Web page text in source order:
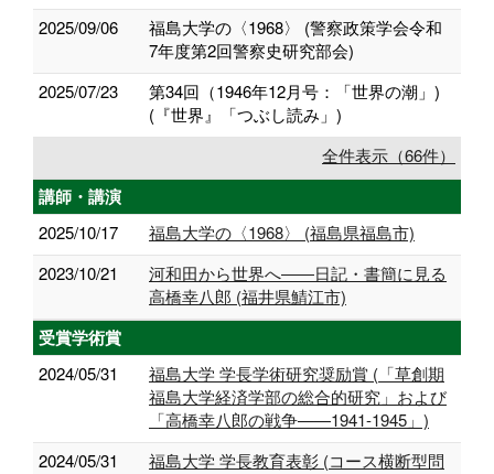
2025/09/06
福島大学の〈1968〉 (警察政策学会令和
7年度第2回警察史研究部会)
2025/07/23
第34回（1946年12月号：「世界の潮」)
(『世界』「つぶし読み」)
全件表示（66件）
講師・講演
2025/10/17
福島大学の〈1968〉 (福島県福島市)
2023/10/21
河和田から世界へ――日記・書簡に見る
高橋幸八郎 (福井県鯖江市)
受賞学術賞
2024/05/31
福島大学 学長学術研究奨励賞 (「草創期
福島大学経済学部の総合的研究」および
「高橋幸八郎の戦争——1941-1945」)
2024/05/31
福島大学 学長教育表彰 (コース横断型問